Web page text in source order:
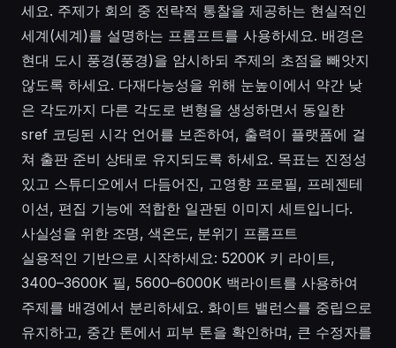
세요. 주제가 회의 중 전략적 통찰을 제공하는 현실적인
세계(세계)를 설명하는 프롬프트를 사용하세요. 배경은
현대 도시 풍경(풍경)을 암시하되 주제의 초점을 빼앗지
않도록 하세요. 다재다능성을 위해 눈높이에서 약간 낮
은 각도까지 다른 각도로 변형을 생성하면서 동일한
sref 코딩된 시각 언어를 보존하여, 출력이 플랫폼에 걸
쳐 출판 준비 상태로 유지되도록 하세요. 목표는 진정성
있고 스튜디오에서 다듬어진, 고영향 프로필, 프레젠테
이션, 편집 기능에 적합한 일관된 이미지 세트입니다.
사실성을 위한 조명, 색온도, 분위기 프롬프트
실용적인 기반으로 시작하세요: 5200K 키 라이트,
3400–3600K 필, 5600–6000K 백라이트를 사용하여
주제를 배경에서 분리하세요. 화이트 밸런스를 중립으로
유지하고, 중간 톤에서 피부 톤을 확인하며, 큰 수정자를